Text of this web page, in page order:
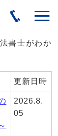
書士がわか
更新日時
2026.8.
05